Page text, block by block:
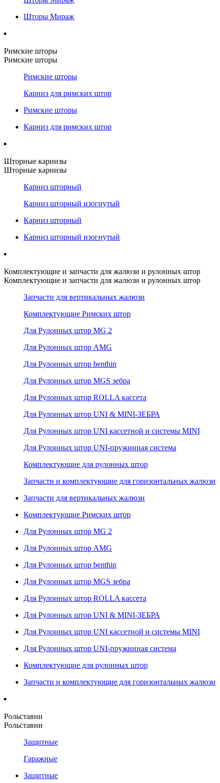
Шторы Мираж
Римские шторы
Римские шторы
Римские шторы
Карниз для римских штор
Римские шторы
Карниз для римских штор
Шторные карнизы
Шторные карнизы
Карниз шторный
Карниз шторный изогнутый
Карниз шторный
Карниз шторный изогнутый
Комплектующие и запчасти для жалюзи и рулонных штор
Комплектующие и запчасти для жалюзи и рулонных штор
Запчасти для вертикальных жалюзи
Комплектующие Римских штор
Для Рулонных штор MG 2
Для Рулонных штор AMG
Для Рулонных штор benthin
Для Рулонных штор MGS зебра
Для Рулонных штор ROLLA кассета
Для Рулонных штор UNI & MINI-ЗЕБРА
Для Рулонных штор UNI кассетной и системы MINI
Для Рулонных штор UNI-пружинная система
Комплектующие для рулонных штор
Запчасти и комплектующие для горизонтальных жалюзи
Запчасти для вертикальных жалюзи
Комплектующие Римских штор
Для Рулонных штор MG 2
Для Рулонных штор AMG
Для Рулонных штор benthin
Для Рулонных штор MGS зебра
Для Рулонных штор ROLLA кассета
Для Рулонных штор UNI & MINI-ЗЕБРА
Для Рулонных штор UNI кассетной и системы MINI
Для Рулонных штор UNI-пружинная система
Комплектующие для рулонных штор
Запчасти и комплектующие для горизонтальных жалюзи
Рольставни
Рольставни
Защитные
Гаражные
Защитные